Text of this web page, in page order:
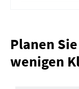
Planen
wenigen